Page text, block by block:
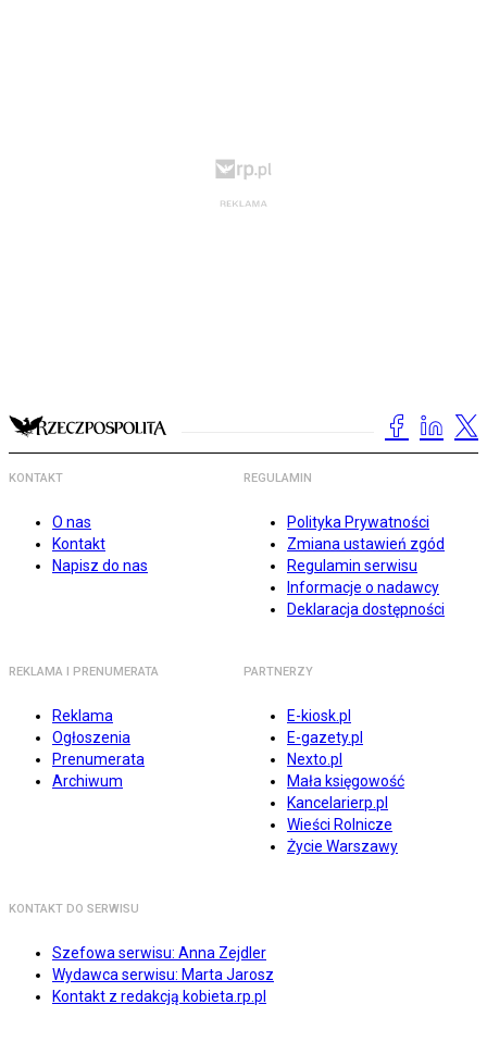
KONTAKT
O nas
Kontakt
Napisz do nas
REGULAMIN
Polityka Prywatności
Zmiana ustawień zgód
Regulamin serwisu
Informacje o nadawcy
Deklaracja dostępności
REKLAMA I PRENUMERATA
Reklama
Ogłoszenia
Prenumerata
Archiwum
PARTNERZY
E-kiosk.pl
E-gazety.pl
Nexto.pl
Mała księgowość
Kancelarierp.pl
Wieści Rolnicze
Życie Warszawy
KONTAKT DO SERWISU
Szefowa serwisu: Anna Zejdler
Wydawca serwisu: Marta Jarosz
Kontakt z redakcją kobieta.rp.pl